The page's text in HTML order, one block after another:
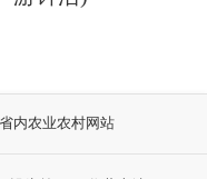
省内农业农村网站